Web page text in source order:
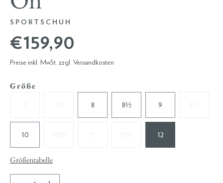
SPORTSCHUH
€ 159,90
Preise inkl. MwSt. zzgl. Versandkosten
Größe
8 8½ 9
10 12
Größentabelle